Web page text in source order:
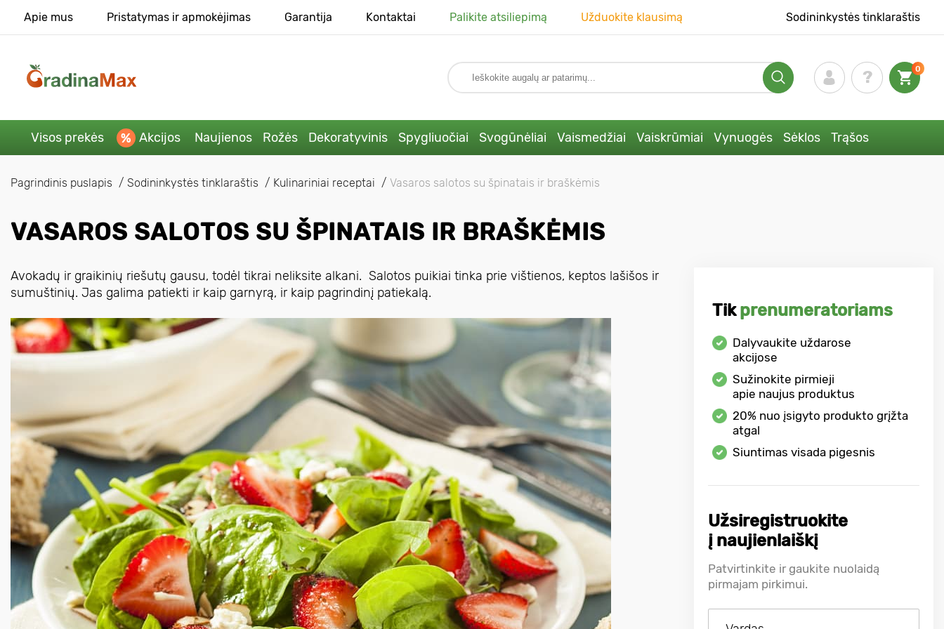
Apie mus Pristatymas ir apmokėjimas Garantija Kontaktai Palikite atsiliepimą Užduokite klausimą Sodininkystės tinklaraštis
0
Visos prekės Akcijos Naujienos Rožės Dekoratyvinis Spygliuočiai Svogūnėliai Vaismedžiai Vaiskrūmiai Vynuogės Sėklos Trąšos
Pagrindinis puslapis Sodininkystės tinklaraštis Kulinariniai receptai Vasaros salotos su špinatais ir braškėmis
VASAROS SALOTOS SU ŠPINATAIS IR BRAŠKĖMIS
Avokadų ir graikinių riešutų gausu, todėl tikrai neliksite alkani. Salotos puikiai tinka prie vištienos, keptos lašišos ir
sumuštinių. Jas galima patiekti ir kaip garnyrą, ir kaip pagrindinį patiekalą.
Tikprenumeratoriams
Dalyvaukite uždarose
akcijose
Sužinokite pirmieji
apie naujus produktus
20% nuo įsigyto produkto grįžta
atgal
Siuntimas visada pigesnis
Užsiregistruokite
į naujienlaiškį
Patvirtinkite ir gaukite nuolaidą
pirmajam pirkimui.